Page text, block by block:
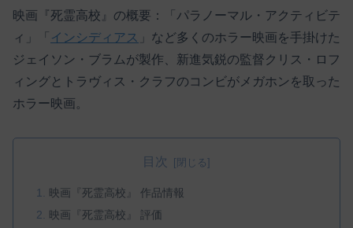
映画『死霊高校』の概要：「パラノーマル・アクティビテ
ィ」「 インシディアス 」など多くのホラー映画を手掛けた
ジェイソン・ブラムが製作、新進気鋭の監督クリス・ロフ
ィングとトラヴィス・クラフのコンビがメガホンを取った
ホラー映画。
目次
映画『死霊高校』 作品情報
映画『死霊高校』 評価